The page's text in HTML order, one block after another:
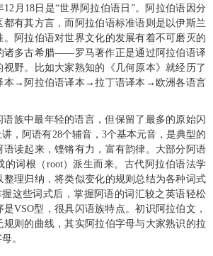
12 月 18日是“世界阿拉伯语日 ”。
阿拉伯语因分
有其方言，而阿拉伯语标准语则是以伊斯兰
阿拉伯语对世界文化的发展有着不可磨灭的
诸多古希腊——罗马著作正是通过阿拉伯语译
野。比如大家熟知的《几何原本》就经历了
本 → 阿拉伯语译本 → 拉丁语译本 → 欧洲各语言
语族中最年轻的语言，但保留了最多的原始闪
，阿语有28个辅音， 3个基本元音，是典型的
读起来，铿锵有力，富有韵律。大部分阿语
的词根（ root）派生而来。古代阿拉伯语法学
理归纳，将类似变化的规则总结为各种词式
握这些词式后，掌握阿语的词汇较之英语轻松
是VSO型，很具闪语族特点。初识阿拉伯文，
规则的曲线，其实阿拉伯字母与大家熟识的拉
。